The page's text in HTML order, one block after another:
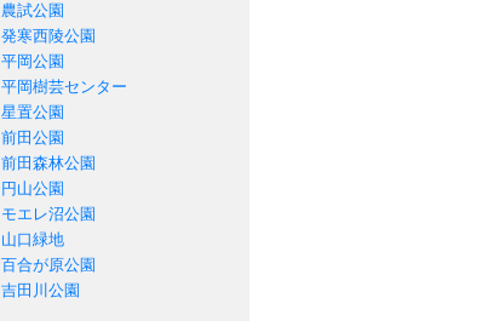
農試公園
発寒西陵公園
平岡公園
平岡樹芸センター
星置公園
前田公園
前田森林公園
円山公園
モエレ沼公園
山口緑地
百合が原公園
吉田川公園